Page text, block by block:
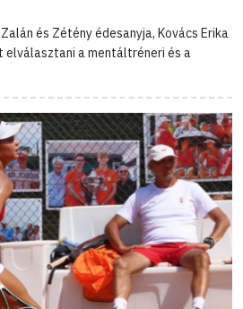
és Zétény édesanyja, Kovács Erika
elválasztani a mentáltréneri és a